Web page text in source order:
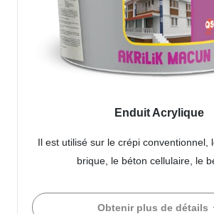
Enduit Acrylique
Il est utilisé sur le crépi conventionnel,
brique, le béton cellulaire, le
Obtenir plus de détails